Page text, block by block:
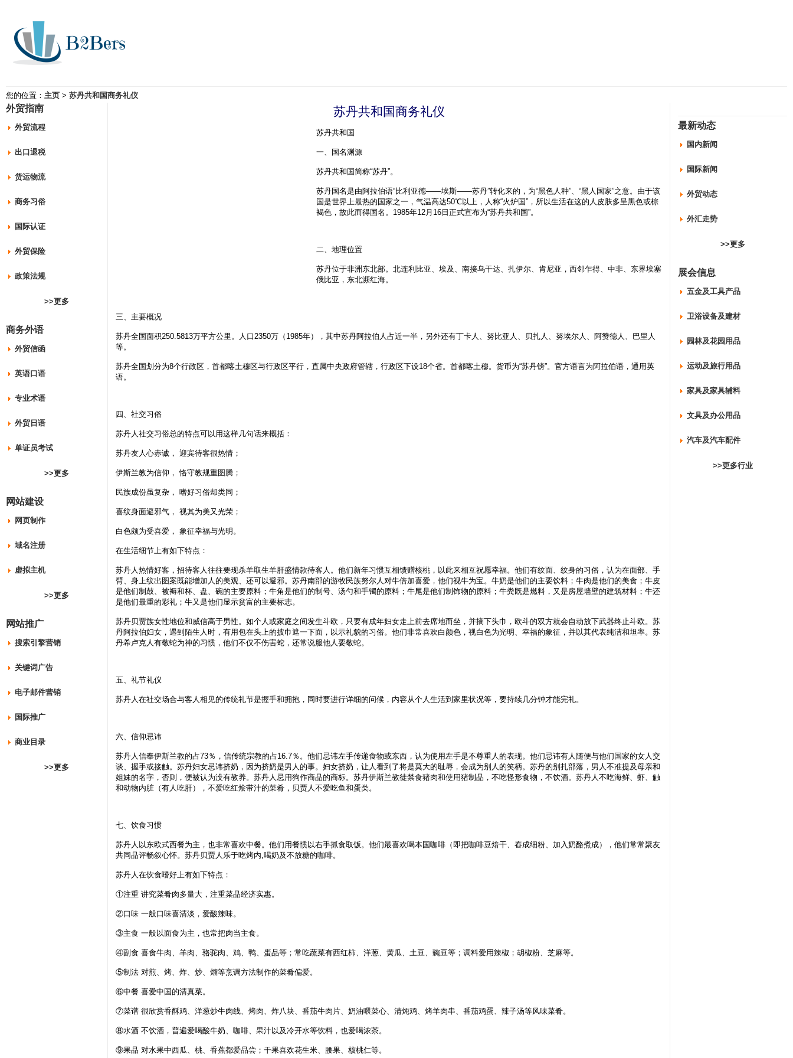
您的位置： 主页 > 苏丹共和国商务礼仪
外贸指南
外贸流程
出口退税
货运物流
商务习俗
国际认证
外贸保险
政策法规
>>更多
商务外语
外贸信函
英语口语
专业术语
外贸日语
单证员考试
>>更多
网站建设
网页制作
域名注册
虚拟主机
>>更多
网站推广
搜索引擎营销
关键词广告
电子邮件营销
国际推广
商业目录
>>更多
苏丹共和国商务礼仪
苏丹共和国
一、国名渊源
苏丹共和国简称“苏丹”。
苏丹国名是由阿拉伯语“比利亚德――埃斯――苏丹”转化来的，为“黑色人种”、“黑人国家”之意。由于该
国是世界上最热的国家之一，气温高达50℃以上，人称“火炉国”，所以生活在这的人皮肤多呈黑色或棕
褐色，故此而得国名。1985年12月16日正式宣布为“苏丹共和国”。
二、地理位置
苏丹位于非洲东北部。北连利比亚、埃及、南接乌干达、扎伊尔、肯尼亚，西邻乍得、中非、东界埃塞
俄比亚，东北濒红海。
三、主要概况
苏丹全国面积250.5813万平方公里。人口2350万（1985年），其中苏丹阿拉伯人占近一半，另外还有丁卡人、努比亚人、贝扎人、努埃尔人、阿赞德人、巴里人
等。
苏丹全国划分为8个行政区，首都喀土穆区与行政区平行，直属中央政府管辖，行政区下设18个省。首都喀土穆。货币为“苏丹镑”。官方语言为阿拉伯语，通用英
语。
四、社交习俗
苏丹人社交习俗总的特点可以用这样几句话来概括：
苏丹友人心赤诚， 迎宾待客很热情；
伊斯兰教为信仰， 恪守教规重图腾；
民族成份虽复杂， 嗜好习俗却类同；
喜纹身面避邪气， 视其为美又光荣；
白色颇为受喜爱， 象征幸福与光明。
在生活细节上有如下特点：
苏丹人热情好客，招待客人往往要现杀羊取生羊肝盛情款待客人。他们新年习惯互相馈赠核桃，以此来相互祝愿幸福。他们有纹面、纹身的习俗，认为在面部、手
臂、身上纹出图案既能增加人的美观、还可以避邪。苏丹南部的游牧民族努尔人对牛倍加喜爱，他们视牛为宝。牛奶是他们的主要饮料；牛肉是他们的美食；牛皮
是他们制鼓、被褥和杯、盘、碗的主要原料；牛角是他们的制号、汤勺和手镯的原料；牛尾是他们制饰物的原料；牛粪既是燃料，又是房屋墙壁的建筑材料；牛还
是他们最重的彩礼；牛又是他们显示贫富的主要标志。
苏丹贝贾族女性地位和威信高于男性。如个人或家庭之间发生斗欧，只要有成年妇女走上前去席地而坐，并摘下头巾，欧斗的双方就会自动放下武器终止斗欧。苏
丹阿拉伯妇女，遇到陌生人时，有用包在头上的披巾遮一下面，以示礼貌的习俗。他们非常喜欢白颜色，视白色为光明、幸福的象征，并以其代表纯洁和坦率。苏
丹希卢克人有敬蛇为神的习惯，他们不仅不伤害蛇，还常说服他人要敬蛇。
五、礼节礼仪
苏丹人在社交场合与客人相见的传统礼节是握手和拥抱，同时要进行详细的问候，内容从个人生活到家里状况等，要持续几分钟才能完礼。
六、信仰忌讳
苏丹人信奉伊斯兰教的占73％，信传统宗教的占16.7％。他们忌讳左手传递食物或东西，认为使用左手是不尊重人的表现。他们忌讳有人随便与他们国家的女人交
谈、握手或接触。苏丹妇女忌讳挤奶，因为挤奶是男人的事。妇女挤奶，让人看到了将是莫大的耻辱，会成为别人的笑柄。苏丹的别扎部落，男人不准提及母亲和
姐妹的名字，否则，便被认为没有教养。苏丹人忌用狗作商品的商标。苏丹伊斯兰教徒禁食猪肉和使用猪制品，不吃怪形食物，不饮酒。苏丹人不吃海鲜、虾、触
和动物内脏（有人吃肝），不爱吃红烩带汁的菜肴，贝贾人不爱吃鱼和蛋类。
七、饮食习惯
苏丹人以东欧式西餐为主，也非常喜欢中餐。他们用餐惯以右手抓食取饭。他们最喜欢喝本国咖啡（即把咖啡豆焙干、舂成细粉、加入奶酪煮成），他们常常聚友
共同品评畅叙心怀。苏丹贝贾人乐于吃烤内,喝奶及不放糖的咖啡。
苏丹人在饮食嗜好上有如下特点：
①注重 讲究菜肴肉多量大，注重菜品经济实惠。
②口味 一般口味喜清淡，爱酸辣味。
③主食 一般以面食为主，也常把肉当主食。
④副食 喜食牛肉、羊肉、骆驼肉、鸡、鸭、蛋品等；常吃蔬菜有西红柿、洋葱、黄瓜、土豆、豌豆等；调料爱用辣椒；胡椒粉、芝麻等。
⑤制法 对煎、烤、炸、炒、熘等烹调方法制作的菜肴偏爱。
⑥中餐 喜爱中国的清真菜。
⑦菜谱 很欣赏香酥鸡、洋葱炒牛肉线、烤肉、炸八块、番茄牛肉片、奶油喂菜心、清炖鸡、烤羊肉串、番茄鸡蛋、辣子汤等风味菜肴。
⑧水酒 不饮酒，普遍爱喝酸牛奶、咖啡、果汁以及冷开水等饮料，也爱喝浓茶。
⑨果品 对水果中西瓜、桃、香蕉都爱品尝；干果喜欢花生米、腰果、核桃仁等。
最新动态
国内新闻
国际新闻
外贸动态
外汇走势
>>更多
展会信息
五金及工具产品
卫浴设备及建材
园林及花园用品
运动及旅行用品
家具及家具辅料
文具及办公用品
汽车及汽车配件
>>更多行业